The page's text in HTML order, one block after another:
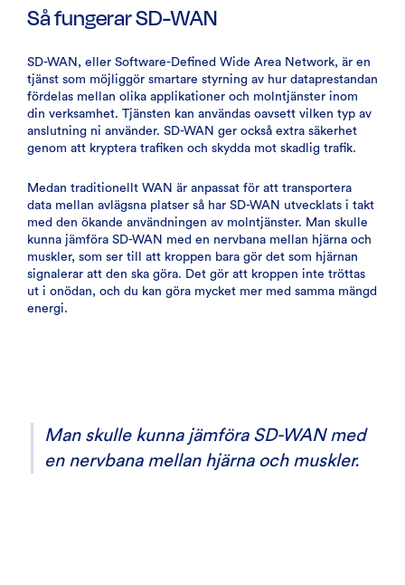
Så fungerar SD-WAN
SD-WAN, eller Software-Defined Wide Area Network, är en
tjänst som möjliggör smartare styrning av hur dataprestandan
fördelas mellan olika applikationer och molntjänster inom
din verksamhet. Tjänsten kan användas oavsett vilken typ av
anslutning ni använder. SD-WAN ger också extra säkerhet
genom att kryptera trafiken och skydda mot skadlig trafik.
Medan traditionellt WAN är anpassat för att transportera
data mellan avlägsna platser så har SD-WAN utvecklats i takt
med den ökande användningen av molntjänster. Man skulle
kunna jämföra SD-WAN med en nervbana mellan hjärna och
muskler, som ser till att kroppen bara gör det som hjärnan
signalerar att den ska göra. Det gör att kroppen inte tröttas
ut i onödan, och du kan göra mycket mer med samma mängd
energi.
Man skulle kunna jämföra SD-WAN med
en nervbana mellan hjärna och muskler.